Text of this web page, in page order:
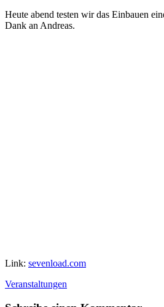
Heute abend testen wir das Einbauen
Dank an Andreas.
Link: sevenload.com
Veranstaltungen